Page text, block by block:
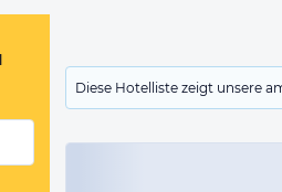
Diese Hotelliste zeigt unsere